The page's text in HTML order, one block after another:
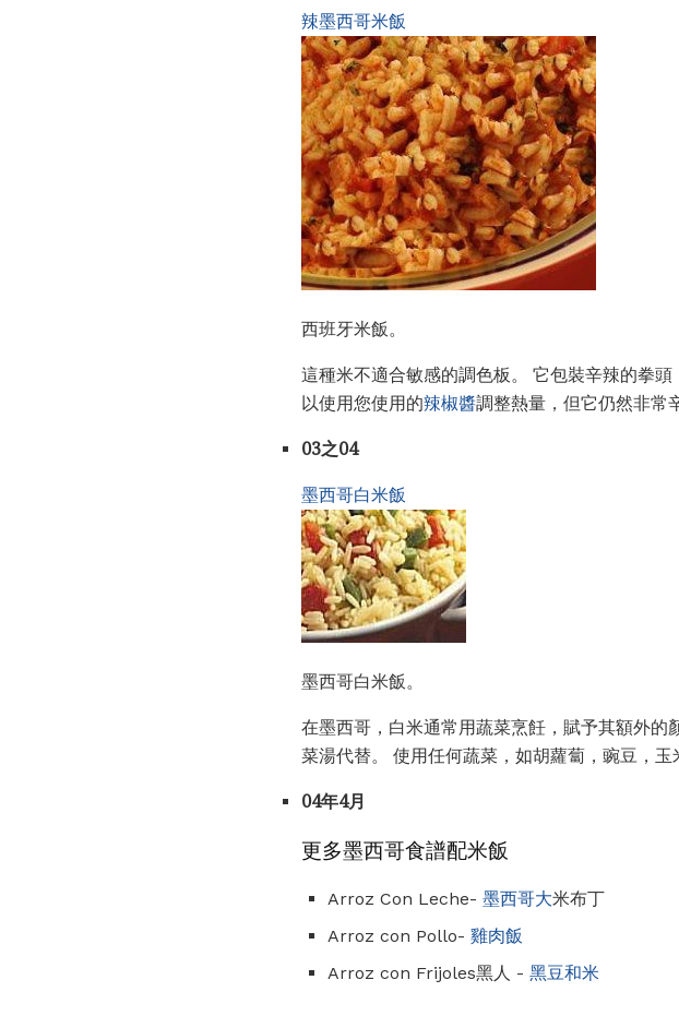
辣墨西哥米飯
西班牙米飯。
這種米不適合敏感的調色板。 它包裝辛辣的拳
以使用您使用的辣椒醬調整熱量，但它仍然非常
03之04
墨西哥白米飯
墨西哥白米飯。
在墨西哥，白米通常用蔬菜烹飪，賦予其額外
菜湯代替。 使用任何蔬菜，如胡蘿蔔，豌豆，玉
04年4月
更多墨西哥食譜配米飯
Arroz Con Leche- 墨西哥大米布丁
Arroz con Pollo- 雞肉飯
Arroz con Frijoles黑人 - 黑豆和米